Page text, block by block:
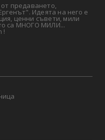
предаването,
Идеята на него е
ценни съвети, мили
са МНОГО МИЛИ...
!